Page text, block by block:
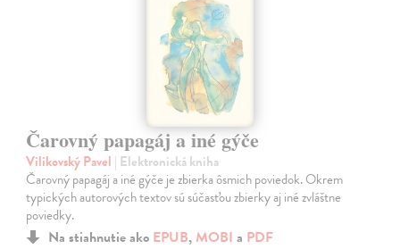
Čarovný papagáj a iné gýče
Vilikovský Pavel | Elektronická kniha
Čarovný papagáj a iné gýče je zbierka ôsmich poviedok. Okrem
typických autorových textov sú súčasťou zbierky aj iné zvláštne
poviedky.
Na stiahnutie ako EPUB, MOBI a PDF